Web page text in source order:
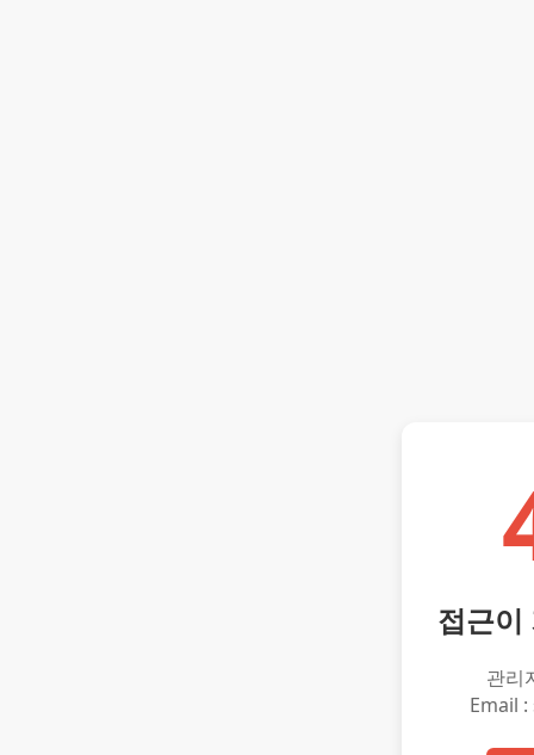
접근이
관리
Email